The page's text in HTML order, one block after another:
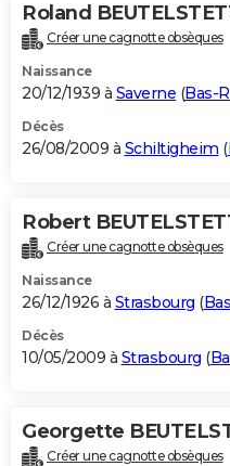
Roland
Créer une cagnotte obsèques
Naissance
20/12/1939 à Saverne (Bas-
Décès
26/08/2009 à Schiltigheim (
Robert
Créer une cagnotte obsèques
Naissance
26/12/1926 à Strasbourg (
Décès
10/05/2009 à Strasbourg (
Georgette
Créer une cagnotte obsèques